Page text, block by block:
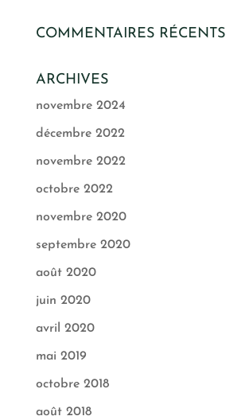
COMMENTAIRES RÉCENTS
ARCHIVES
novembre 2024
décembre 2022
novembre 2022
octobre 2022
novembre 2020
septembre 2020
août 2020
juin 2020
avril 2020
mai 2019
octobre 2018
août 2018